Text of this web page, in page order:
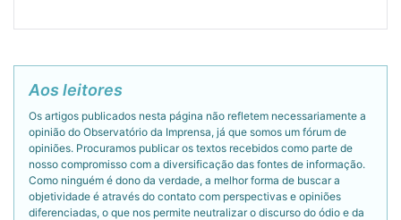
Aos leitores
Os artigos publicados nesta página não refletem necessariamente a
opinião do Observatório da Imprensa, já que somos um fórum de
opiniões. Procuramos publicar os textos recebidos como parte de
nosso compromisso com a diversificação das fontes de informação.
Como ninguém é dono da verdade, a melhor forma de buscar a
objetividade é através do contato com perspectivas e opiniões
diferenciadas, o que nos permite neutralizar o discurso do ódio e da